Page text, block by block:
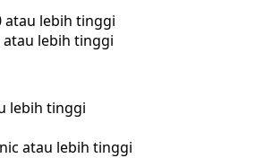
atau lebih tinggi
atau lebih tinggi
lebih tinggi
atau lebih tinggi